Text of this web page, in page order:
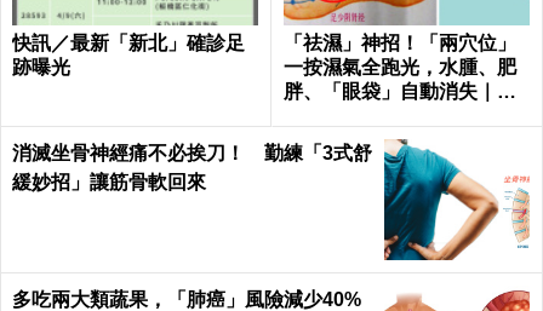
快訊／最新「新北」確診足
跡曝光
「祛濕」神招！「兩穴位」
一按濕氣全跑光，水腫、肥
胖、「眼袋」自動消失｜每
消滅坐骨神經痛不必挨刀！ 勤練「3式舒
緩妙招」讓筋骨軟回來
多吃兩大類蔬果，「肺癌」風險減少40%